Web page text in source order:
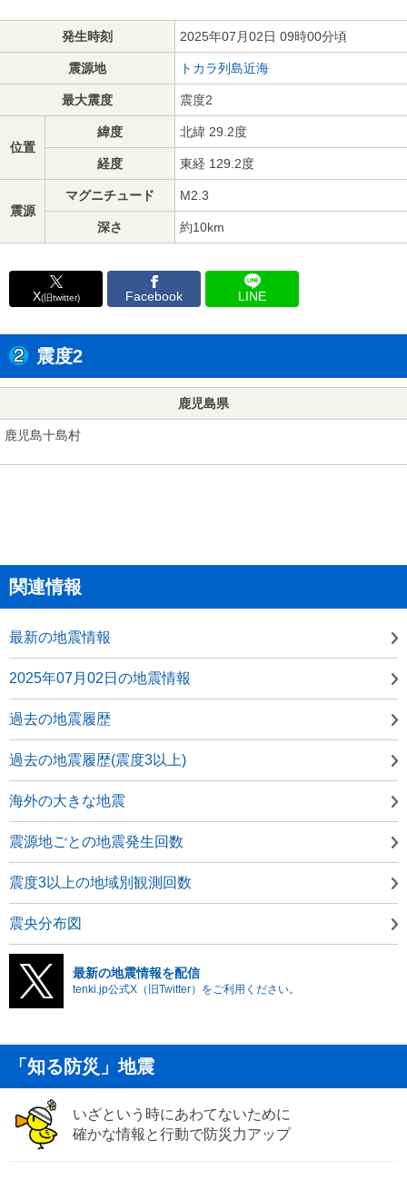
発生時刻 2025年07月02日 09時00分頃
震源地 トカラ列島近海
最大震度 震度2
位置
緯度 北緯 29.2度
経度 東経 129.2度
震源
マグニチュード M2.3
深さ 約10km
X(旧twitter) Facebook LINE
震度2
鹿児島県
鹿児島十島村
関連情報
最新の地震情報
2025年07月02日の地震情報
過去の地震履歴
過去の地震履歴(震度3以上)
海外の大きな地震
震源地ごとの地震発生回数
震度3以上の地域別観測回数
震央分布図
最新の地震情報を配信
tenki.jp公式X（旧Twitter）をご利用ください。
「知る防災」地震
いざという時にあわてないために
確かな情報と行動で防災力アップ